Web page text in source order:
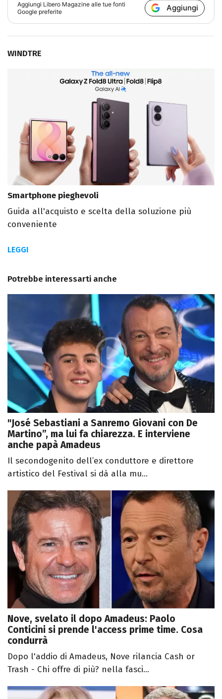
Aggiungi Libero Magazine alle tue fonti
Google preferite
Aggiungi
WINDTRE
Smartphone pieghevoli
Guida all'acquisto e scelta della soluzione più
conveniente
LEGGI
Potrebbe interessarti anche
"José Sebastiani a Sanremo Giovani con De
Martino”, ma lui fa chiarezza. E interviene
anche papà Amadeus
Il secondogenito dell’ex conduttore e direttore
artistico del Festival si dà alla mu...
Nove, svelato il dopo Amadeus: Paolo
Conticini si prende l'access prime time. Cosa
condurrà
Dopo l'addio di Amadeus, Nove rilancia Cash or
Trash - Chi offre di più? nella fasci...